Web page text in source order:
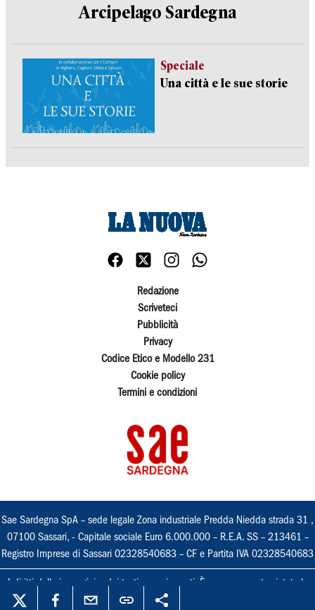
Arcipelago Sardegna
Speciale
Una città e le sue storie
Redazione
Scriveteci
Pubblicità
Privacy
Codice Etico e Modello 231
Cookie policy
Termini e condizioni
Sae Sardegna SpA – sede legale Zona industriale Predda Niedda strada 31 ,
07100 Sassari, - Capitale sociale Euro 6.000.000 – R.E.A. SS – 213461 –
Registro Imprese di Sassari 02328540683 – CF e Partita IVA 02328540683
I diritti delle immagini e dei testi sono riservati. È espressamente vietata la
loro riproduzione con qualsiasi mezzo e l'adattamento totale o parziale.